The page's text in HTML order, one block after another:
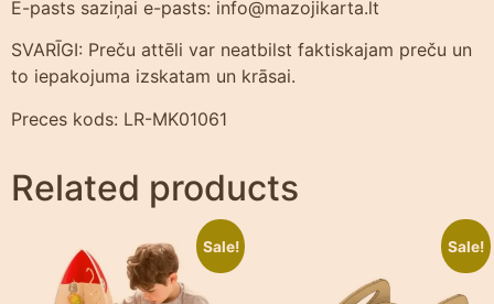
E-pasts saziņai e-pasts: info@mazojikarta.lt
SVARĪGI: Preču attēli var neatbilst faktiskajam preču un
to iepakojuma izskatam un krāsai.
Preces kods: LR-MK01061
Related products
Sale! Sale!